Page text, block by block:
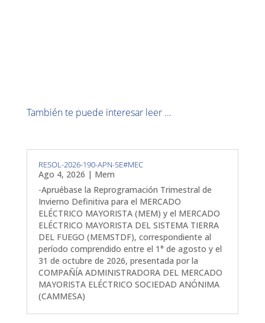
También te puede interesar leer ...
RESOL-2026-190-APN-SE#MEC
Ago 4, 2026 | Mem
-Apruébase la Reprogramación Trimestral de
Invierno Definitiva para el MERCADO
ELÉCTRICO MAYORISTA (MEM) y el MERCADO
ELÉCTRICO MAYORISTA DEL SISTEMA TIERRA
DEL FUEGO (MEMSTDF), correspondiente al
período comprendido entre el 1° de agosto y el
31 de octubre de 2026, presentada por la
COMPAÑÍA ADMINISTRADORA DEL MERCADO
MAYORISTA ELÉCTRICO SOCIEDAD ANÓNIMA
(CAMMESA)